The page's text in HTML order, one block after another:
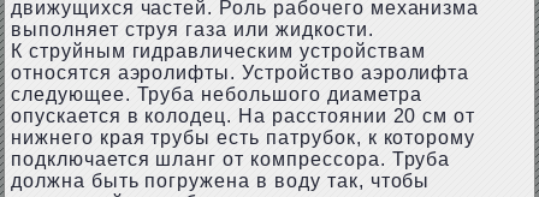
движущихся частей. Роль рабочего механизма
выполняет струя газа или жидкости.
К струйным гидравлическим устройствам
относятся аэролифты. Устройство аэролифта
следующее. Труба небольшого диаметра
опускается в колодец. На расстоянии 20 см от
нижнего края трубы есть патрубок, к которому
подключается шланг от компрессора. Труба
должна быть погружена в воду так, чтобы